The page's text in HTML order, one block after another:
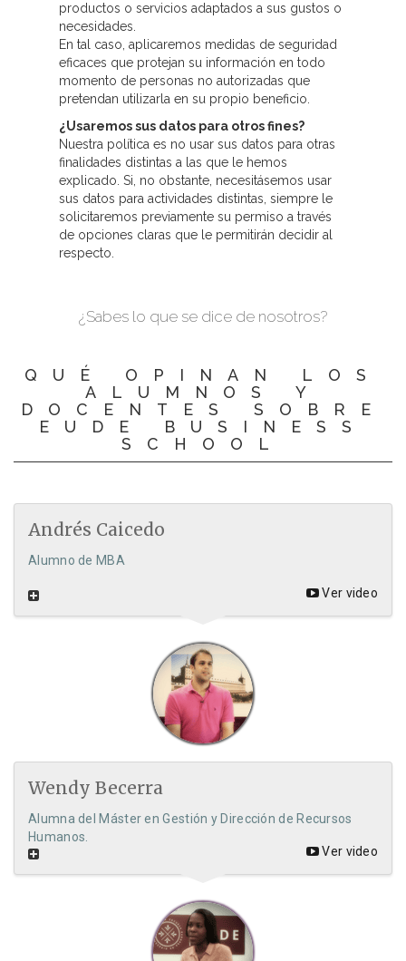
productos o servicios adaptados a sus gustos o
necesidades.
En tal caso, aplicaremos medidas de seguridad
eficaces que protejan su información en todo
momento de personas no autorizadas que
pretendan utilizarla en su propio beneficio.
¿Usaremos sus datos para otros fines?
Nuestra política es no usar sus datos para otras
finalidades distintas a las que le hemos
explicado. Si, no obstante, necesitásemos usar
sus datos para actividades distintas, siempre le
solicitaremos previamente su permiso a través
de opciones claras que le permitirán decidir al
respecto.
¿Sabes lo que se dice de nosotros?
QUÉ OPINAN LOS
ALUMNOS Y
DOCENTES SOBRE
EUDE BUSINESS
SCHOOL
Andrés Caicedo
Alumno de MBA
Ver video
Wendy Becerra
Alumna del Máster en Gestión y Dirección de Recursos
Humanos.
Ver video